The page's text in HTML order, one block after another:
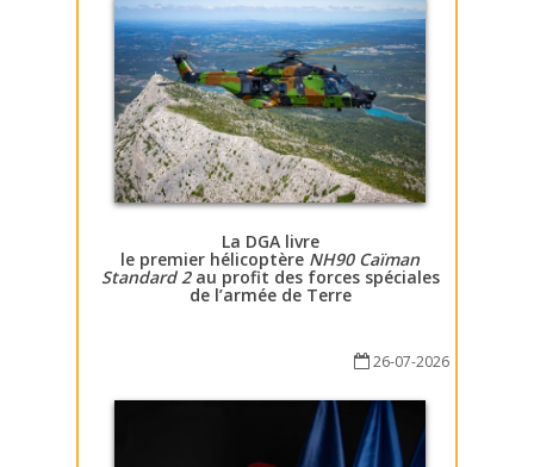
La DGA livre
le premier hélicoptère NH90 Caïman
Standard 2au profit des forces spéciales
de l’armée de Terre
26-07-2026